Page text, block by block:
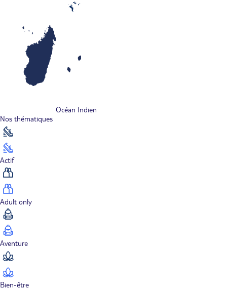
Océan Indien
Nos thématiques
Actif
Adult only
Aventure
Bien-être